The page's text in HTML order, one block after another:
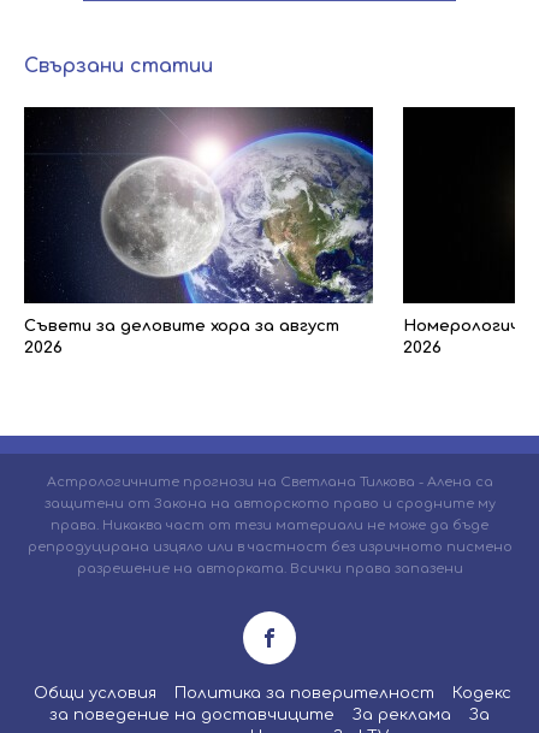
Свързани статии
Съвети за деловите хора за август
2026
2026
Астрологичните прогнози на Светлана Тилкова - Алена са
защитени от Закона на авторското право и сродните му
права. Никаква част от тези материали не може да бъде
репродуцирана изцяло или в частност без изричното писмено
разрешение на авторката. Всички права запазени
Общи условия Политика за поверителност
Кодекс
за поведение на доставчиците
За реклама
За